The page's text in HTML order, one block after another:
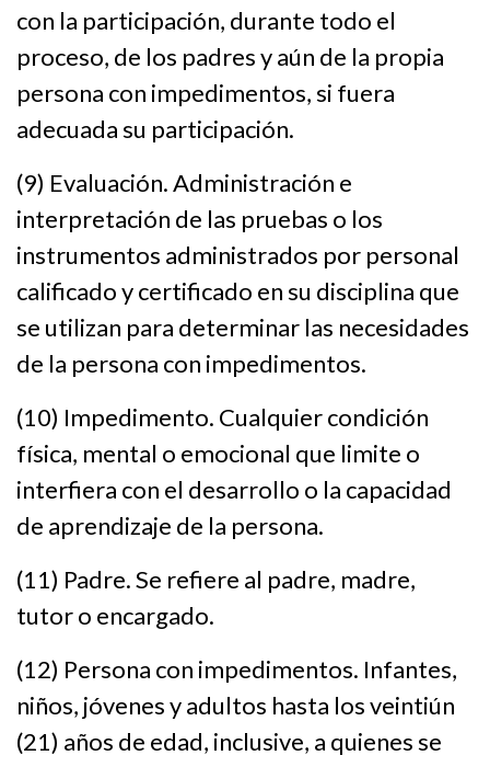
con la participación, durante todo el
proceso, de los padres y aún de la propia
persona con impedimentos, si fuera
adecuada su participación.
(9) Evaluación. Administración e
interpretación de las pruebas o los
instrumentos administrados por personal
calificado y certificado en su disciplina que
se utilizan para determinar las necesidades
de la persona con impedimentos.
(10) Impedimento. Cualquier condición
física, mental o emocional que limite o
interfiera con el desarrollo o la capacidad
de aprendizaje de la persona.
(11) Padre. Se refiere al padre, madre,
tutor o encargado.
(12) Persona con impedimentos. Infantes,
niños, jóvenes y adultos hasta los veintiún
(21) años de edad, inclusive, a quienes se